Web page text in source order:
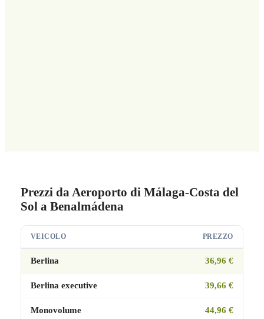
Prezzi da Aeroporto di Málaga-Costa del
Sol a Benalmádena
VEICOLO PREZZO
Berlina 36,96 €
Berlina executive 39,66 €
Monovolume 44,96 €